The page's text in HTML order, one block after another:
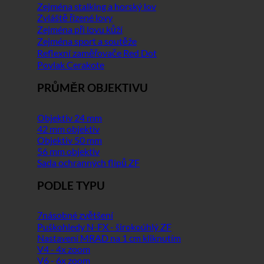
Zejména stalking a horský lov
Zvláště řízené lovy
Zejména při lovu kůží
Zejména sport a soutěže
Reflexní zaměřovače Red Dot
Povlak Cerakote
PRŮMĚR OBJEKTIVU
Objektiv 24 mm
42 mm objektiv
Objektiv 50 mm
56 mm objektiv
Sada ochranných flipů ZF
PODLE TYPU
7násobné zvětšení
Puškohledy N-FX - širokoúhlý ZF
Nastavení MRAD na 1 cm kliknutím
V4 - 4x zoom
V6 - 6x zoom